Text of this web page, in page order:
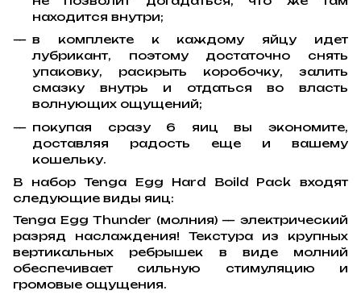
находится внутри;
в комплекте к каждому яйцу идет
лубрикант, поэтому достаточно снять
упаковку, раскрыть коробочку, залить
смазку внутрь и отдаться во власть
волнующих ощущений;
покупая сразу 6 яиц вы экономите,
доставляя радость еще и вашему
кошельку.
В набор Tenga Egg Hard Boild Pack входят
следующие виды яиц:
Tenga Egg Thunder (молния) — электрический
разряд наслаждения! Текстура из крупных
вертикальных ребрышек в виде молний
обеспечивает сильную стимуляцию и
громовые ощущения.